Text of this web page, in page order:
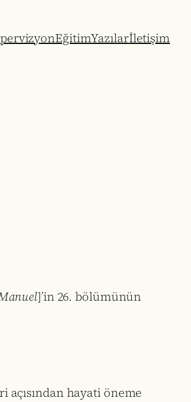
EğitimYazılarİletişim
]’in 26. bölümünün
hayati öneme